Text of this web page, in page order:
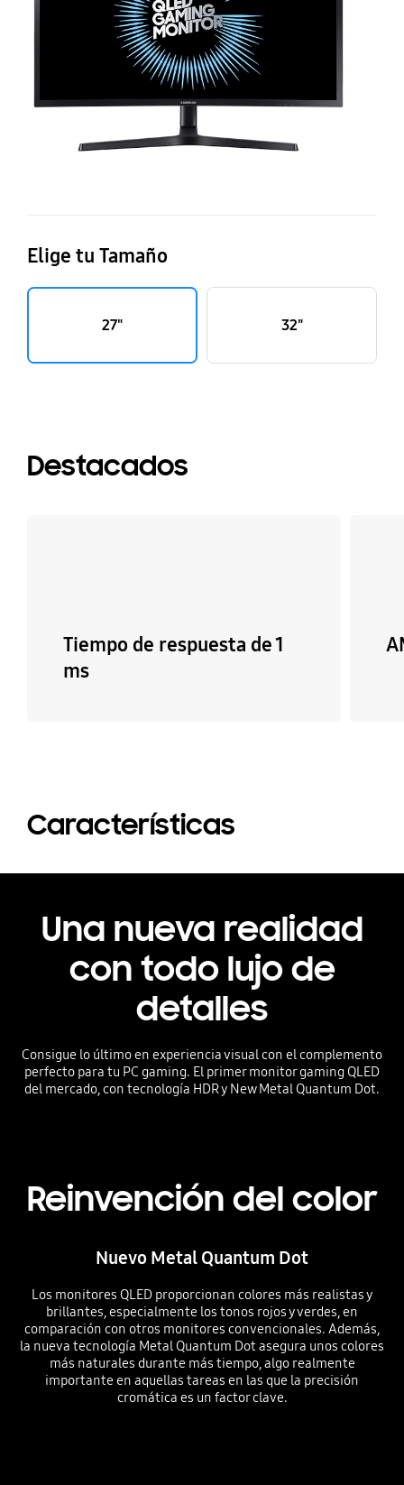
Elige tu Tamaño
27" 32"
Destacados
Tiempo de respuesta de 1
ms
Características
Una nueva realidad
con todo lujo de
detalles
Consigue lo último en experiencia visual con el complemento
perfecto para tu PC gaming. El primer monitor gaming QLED
del mercado, con tecnología HDR y New Metal Quantum Dot.
Reinvención del color
Nuevo Metal Quantum Dot
Los monitores QLED proporcionan colores más realistas y
brillantes, especialmente los tonos rojos y verdes, en
comparación con otros monitores convencionales. Además,
la nueva tecnología Metal Quantum Dot asegura unos colores
más naturales durante más tiempo, algo realmente
importante en aquellas tareas en las que la precisión
cromática es un factor clave.